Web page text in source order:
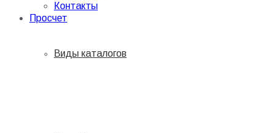
Виды каталогов
Контакты
Просчет